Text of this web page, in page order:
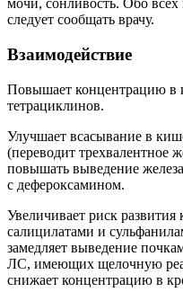
мочи, сонливость. Обо
следует сообщать врачу.
Взаимодействие
Повышает концентрацию в
тетрациклинов.
Улучшает всасывание в
(переводит трехвалентное
повышать выведение
с дефероксамином.
Увеличивает риск
салицилатами и
замедляет выведение
ЛС, имеющих щелочную
снижает концентрацию в